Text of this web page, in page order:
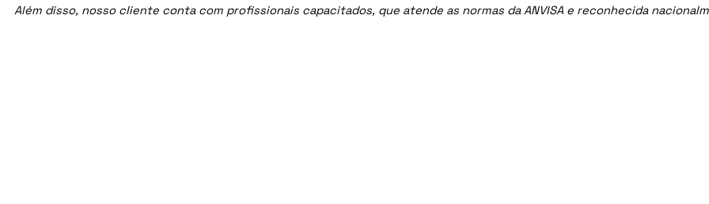
Além disso, nosso cliente conta com profissionais capacitados, que atende as normas da ANVISA e reconhecida